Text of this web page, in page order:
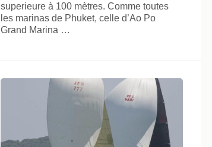
superieure à 100 mètres. Comme toutes
les marinas de Phuket, celle d’Ao Po
Grand Marina …